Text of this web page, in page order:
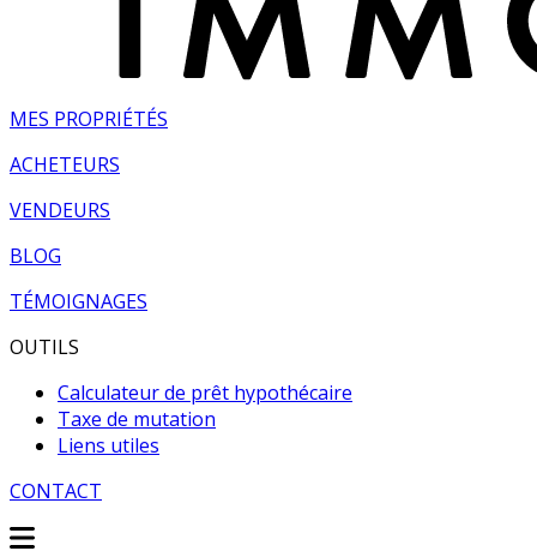
MES PROPRIÉTÉS
ACHETEURS
VENDEURS
BLOG
TÉMOIGNAGES
OUTILS
Calculateur de prêt hypothécaire
Taxe de mutation
Liens utiles
CONTACT